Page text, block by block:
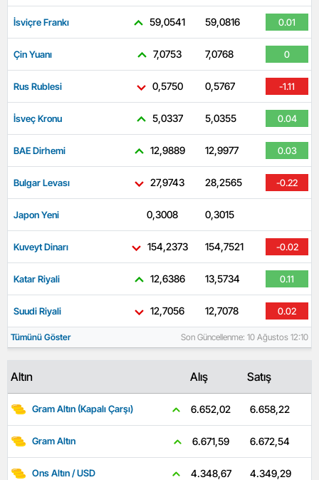
İsviçre Frankı 59,0541 59,0816 0.01
Çin Yuanı 7,0753 7,0768 0
Rus Rublesi 0,5750 0,5767 -1.11
İsveç Kronu 5,0337 5,0355 0.04
BAE Dirhemi 12,9889 12,9977 0.03
Bulgar Levası 27,9743 28,2565 -0.22
Japon Yeni 0,3008 0,3015
Kuveyt Dinarı 154,2373 154,7521 -0.02
Katar Riyali 12,6386 13,5734 0.11
Suudi Riyali 12,7056 12,7078 0.02
Tümünü Göster Son Güncellenme: 10 Ağustos 12:10
Altın Alış Satış
Gram Altın (Kapalı Çarşı) 6.652,02 6.658,22
Gram Altın 6.671,59 6.672,54
Ons Altın / USD 4.348,67 4.349,29